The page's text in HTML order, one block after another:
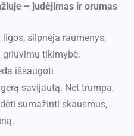
– judėjimas ir orumas
silpnėja raumenys,
griuvimų tikimybė.
išsaugoti
savijautą. Net trumpa,
sumažinti skausmus,